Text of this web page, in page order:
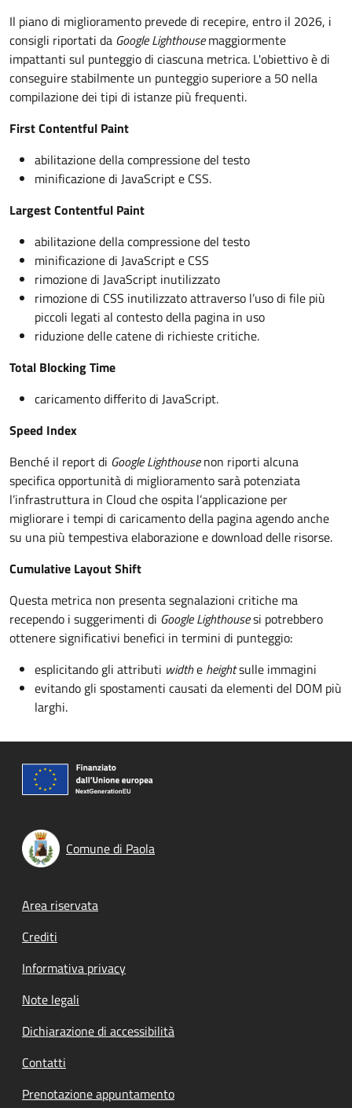
Il piano di miglioramento prevede di recepire, entro il 2026, i
consigli riportati da Google Lighthousemaggiormente
impattanti sul punteggio di ciascuna metrica. L'obiettivo è di
conseguire stabilmente un punteggio superiore a 50 nella
compilazione dei tipi di istanze più frequenti.
First Contentful Paint
abilitazione della compressione del testo
minificazione di JavaScript e CSS.
Largest Contentful Paint
abilitazione della compressione del testo
minificazione di JavaScript e CSS
rimozione di JavaScript inutilizzato
rimozione di CSS inutilizzato attraverso l’uso di file più
piccoli legati al contesto della pagina in uso
riduzione delle catene di richieste critiche.
Total Blocking Time
caricamento differito di JavaScript.
Speed Index
Benché il report di Google Lighthousenon riporti alcuna
specifica opportunità di miglioramento sarà potenziata
l’infrastruttura in Cloud che ospita l’applicazione per
migliorare i tempi di caricamento della pagina agendo anche
su una più tempestiva elaborazione e download delle risorse.
Cumulative Layout Shift
Questa metrica non presenta segnalazioni critiche ma
recependo i suggerimenti di Google Lighthousesi potrebbero
ottenere significativi benefici in termini di punteggio:
esplicitando gli attributi widthe heightsulle immagini
evitando gli spostamenti causati da elementi del DOM più
larghi.
Comune di Paola
Footer menu
Area riservata
Crediti
Informativa privacy
Note legali
Dichiarazione di accessibilità
Contatti
Prenotazione appuntamento